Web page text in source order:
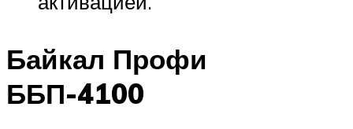
Байкал Профи
ББП-4100